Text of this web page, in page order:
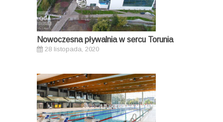
Nowoczesna pływalnia w sercu Torunia
28 listopada, 2020